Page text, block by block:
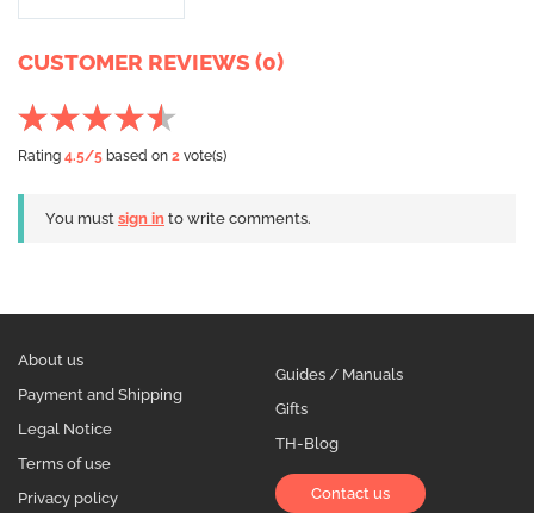
CUSTOMER REVIEWS (0)
Rating 4.5/5 based on 2 vote(s)
You must sign in to write comments.
About us
Payment and Shipping
Legal Notice
Terms of use
Privacy policy
Guides / Manuals
Gifts
TH-Blog
Contact us